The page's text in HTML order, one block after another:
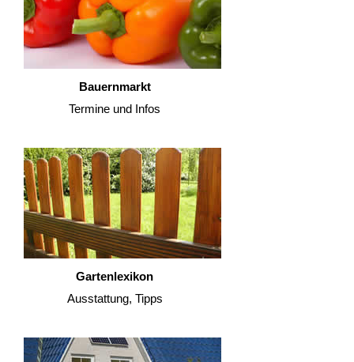
Bauernmarkt
Termine und Infos
Gartenlexikon
Ausstattung, Tipps